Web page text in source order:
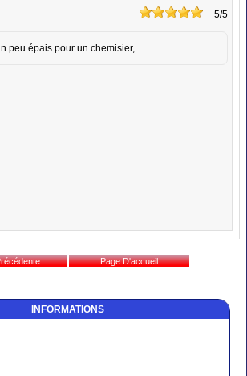
INFORMATIONS
5/5
peu épais pour un chemisier,